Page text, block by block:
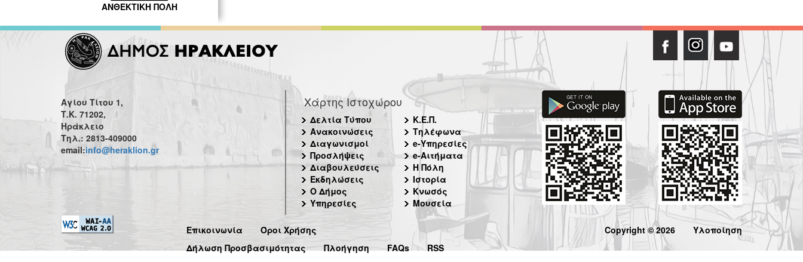
ΑΝΘΕΚΤΙΚΗ ΠΟΛΗ
Αγίου Τίτου 1,
Τ.Κ. 71202,
Ηράκλειο
Τηλ.: 2813-409000
email:info@heraklion.gr
Χάρτης Ιστοχώρου
Δελτία Τύπου
Ανακοινώσεις
Διαγωνισμοί
Προσλήψεις
Διαβουλεύσεις
Εκδηλώσεις
Ο Δήμος
Υπηρεσίες
Κ.Ε.Π.
Τηλέφωνα
e-Υπηρεσίες
e-Αιτήματα
Η Πόλη
Ιστορία
Κνωσός
Μουσεία
Επικοινωνία
Όροι Χρήσης
Δήλωση Προσβασιμότητας
Πλοήγηση FAQs RSS
Copyright © 2026 Υλοποίηση